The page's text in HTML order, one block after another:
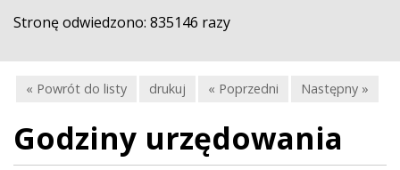
Stronę odwiedzono: 835146 razy
« Powrót do listy drukuj « Poprzedni Następny »
Godziny urzędowania